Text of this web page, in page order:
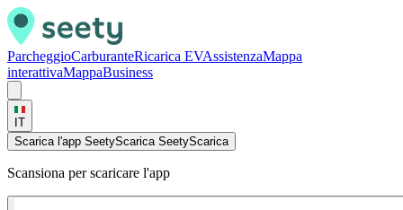
ParcheggioCarburanteRicarica EVAssistenzaMappa
interattivaMappaBusiness
IT
Scarica l'app SeetyScarica SeetyScarica
Scansiona per scaricare l'app